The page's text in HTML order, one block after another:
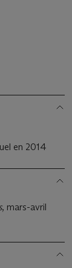
en 2014
, mars-avril